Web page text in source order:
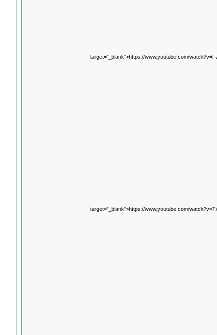
target="_blank">https://www.youtube.com/
target="_blank">https://www.youtube.com/